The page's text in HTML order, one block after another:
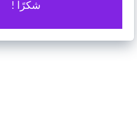
شكرًا !